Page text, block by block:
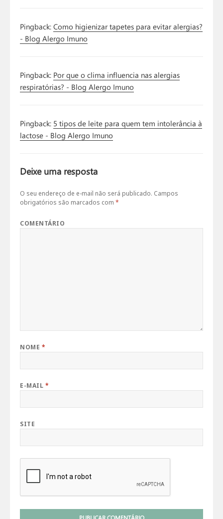
Pingback:Como higienizar tapetes para evitar alergias?
- Blog Alergo Imuno
Pingback: Por que o clima influencia nas alergias
respiratórias? - Blog Alergo Imuno
Pingback: 5 tipos de leite para quem tem intolerância à
lactose - Blog Alergo Imuno
Deixe uma resposta
O seu endereço de e-mail não será publicado. Campos
obrigatórios são marcados com*
COMENTÁRIO
NOME *
E-MAIL *
SITE